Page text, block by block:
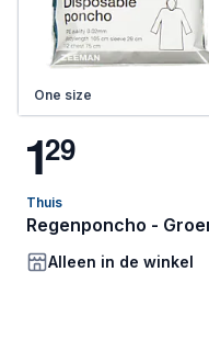
One size
129
Thuis
Regenponcho -
Alleen in de winkel